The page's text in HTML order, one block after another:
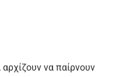
να παίρνουν